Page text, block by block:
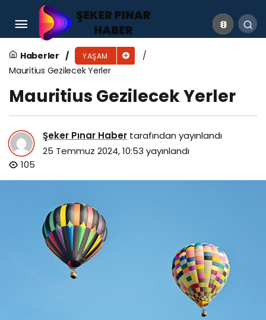
Haberler YAŞAM
Mauritius Gezilecek Yerler
Mauritius Gezilecek Yerler
Şeker Pınar Haber tarafından yayınlandı
25 Temmuz 2024, 10:53 yayınlandı
105
lpg tank fiyatları